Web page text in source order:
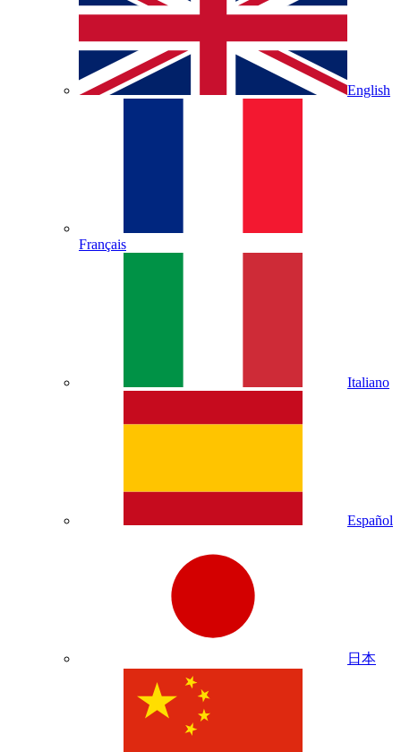
English
Français
Italiano
Español
日本